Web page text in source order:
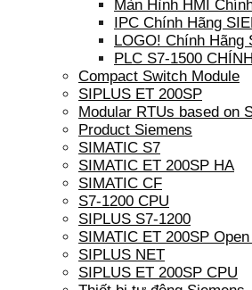
Màn Hình HMI
IPC Chính Hãng
LOGO! Chính Hãng
PLC S7-1500
Compact Switch Module
SIPLUS ET 200SP
Modular RTUs based on
Product Siemens
SIMATIC S7
SIMATIC ET 200SP HA
SIMATIC CF
S7-1200 CPU
SIPLUS S7-1200
SIMATIC ET 200SP
SIPLUS NET
SIPLUS ET 200SP CPU